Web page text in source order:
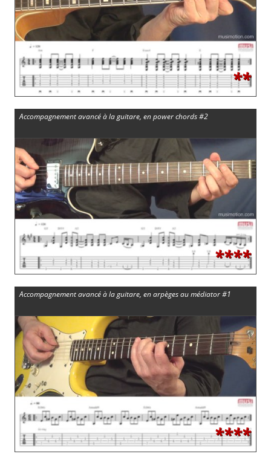
**
Accompagnement avancé à la guitare, en power chords #2
****
Accompagnement avancé à la guitare, en arpèges au médiator #1
****